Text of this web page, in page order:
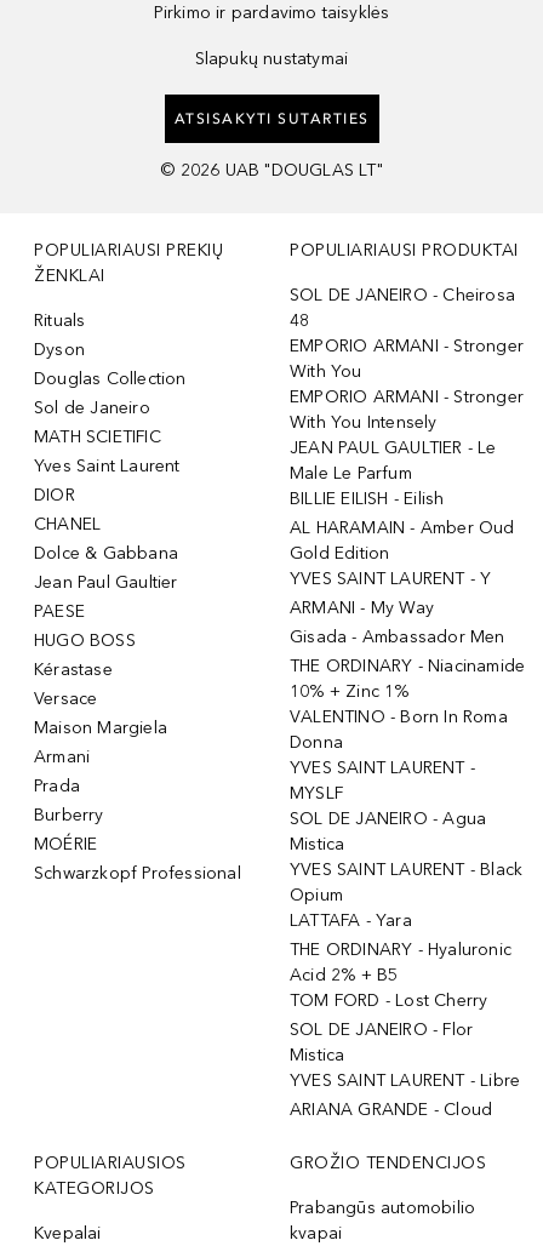
Pirkimo ir pardavimo taisyklės
Slapukų nustatymai
ATSISAKYTI SUTARTIES
© 2026 UAB "DOUGLAS LT"
POPULIARIAUSI PREKIŲ
ŽENKLAI
Rituals
Dyson
Douglas Collection
Sol de Janeiro
MATH SCIETIFIC
Yves Saint Laurent
DIOR
CHANEL
Dolce & Gabbana
Jean Paul Gaultier
PAESE
HUGO BOSS
Kérastase
Versace
Maison Margiela
Armani
Prada
Burberry
MOÉRIE
Schwarzkopf Professional
POPULIARIAUSI PRODUKTAI
SOL DE JANEIRO - Cheirosa
48
EMPORIO ARMANI - Stronger
With You
EMPORIO ARMANI - Stronger
With You Intensely
JEAN PAUL GAULTIER - Le
Male Le Parfum
BILLIE EILISH - Eilish
AL HARAMAIN - Amber Oud
Gold Edition
YVES SAINT LAURENT - Y
ARMANI - My Way
Gisada - Ambassador Men
THE ORDINARY - Niacinamide
10% + Zinc 1%
VALENTINO - Born In Roma
Donna
YVES SAINT LAURENT -
MYSLF
SOL DE JANEIRO - Agua
Mistica
YVES SAINT LAURENT - Black
Opium
LATTAFA - Yara
THE ORDINARY - Hyaluronic
Acid 2% + B5
TOM FORD - Lost Cherry
SOL DE JANEIRO - Flor
Mistica
YVES SAINT LAURENT - Libre
ARIANA GRANDE - Cloud
POPULIARIAUSIOS
KATEGORIJOS
Kvepalai
GROŽIO TENDENCIJOS
Prabangūs automobilio
kvapai